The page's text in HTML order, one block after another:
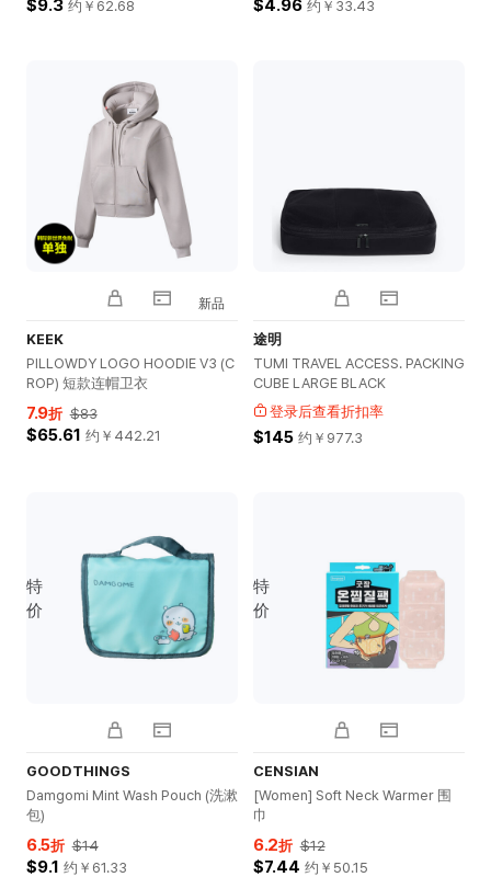
$9.3 约￥ 62.68 $4.96 约￥ 33.43
KEEK
PILLOWDY LOGO HOODIE V3 (C
ROP) 短款连帽卫衣
7.9折 $83
$65.61 约￥ 442.21
新品
途明
TUMI TRAVEL ACCESS. PACKING
CUBE LARGE BLACK
登录后查看折扣率
$145 约￥ 977.3
特
价
GOODTHINGS
Damgomi Mint Wash Pouch (洗漱
包)
6.5折 $14
$9.1 约￥ 61.33
特
价
CENSIAN
[Women] Soft Neck Warmer 围
巾
6.2折 $12
$7.44 约￥ 50.15